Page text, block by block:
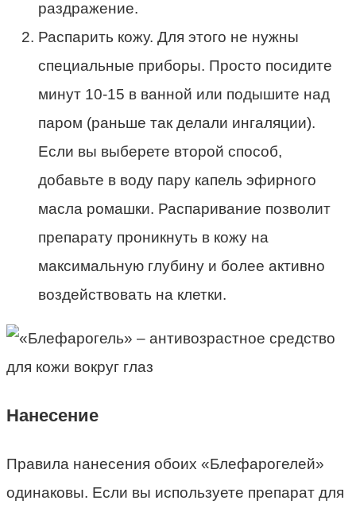
раздражение.
Распарить кожу. Для этого не нужны
специальные приборы. Просто посидите
минут 10-15 в ванной или подышите над
паром (раньше так делали ингаляции).
Если вы выберете второй способ,
добавьте в воду пару капель эфирного
масла ромашки. Распаривание позволит
препарату проникнуть в кожу на
максимальную глубину и более активно
воздействовать на клетки.
Нанесение
Правила нанесения обоих «Блефарогелей»
одинаковы. Если вы используете препарат для